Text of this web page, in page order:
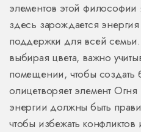
элементов этой философии
здесь зарождается
поддержки для всей
выбирая цвета, важно
помещении, чтобы создать
олицетворяет элемент
энергии должны быть
чтобы избежать